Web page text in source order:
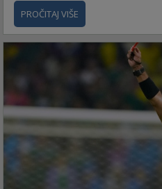
PROČITAJ VIŠE